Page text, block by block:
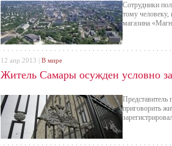
Сотрудники
тому человеку,
магазина
Житель Самары осужден условно
Представитель
приговорить
12 апр 2013 | В мире